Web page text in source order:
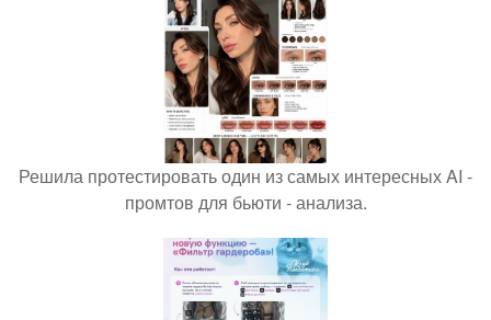
Решила протестировать один из самых интересных AI -
промтов для бьюти - анализа.